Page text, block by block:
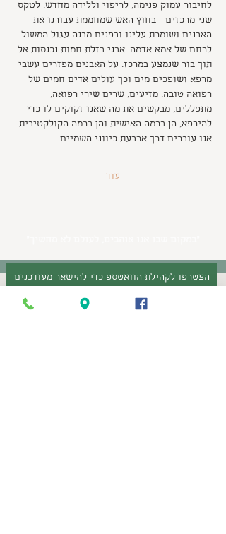
לחיבור עמוק פנימה, לריפוי וללידה מחדש. לטקס
שני מרכזים - בחוץ האש שמחממת עבורנו את
האבנים ושומרת עלינו ובפנים מבנה עגול המשול
לרחם של אמא אדמה. אבני בזלת חמות נכנסות אל
תוך בור שנמצע במרכז. על האבנים מפזרים עשבי
מרפא ושופכים מים וכך עולים אדים חמים של
רפואה טובה. מזיעים, שרים שירי רפואה,
מתפללים, מבקשים את מה שאנו זקוקים לו כדי
להירפא, הן ברמה האישית והן ברמה הקולקטיבית.
אנו עוברים דרך ארבעת כיווני השמיים…
עוד
הצטרפו לקהילת הוואטספ כדי להישאר מעודכנים